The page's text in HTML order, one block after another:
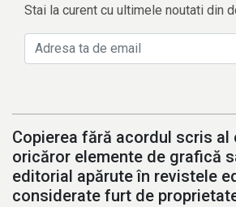
Stai la curent cu ultimele noutati din
Copierea fără acordul scris al
oricăror elemente de grafică
editorial apărute în revistele
considerate furt de